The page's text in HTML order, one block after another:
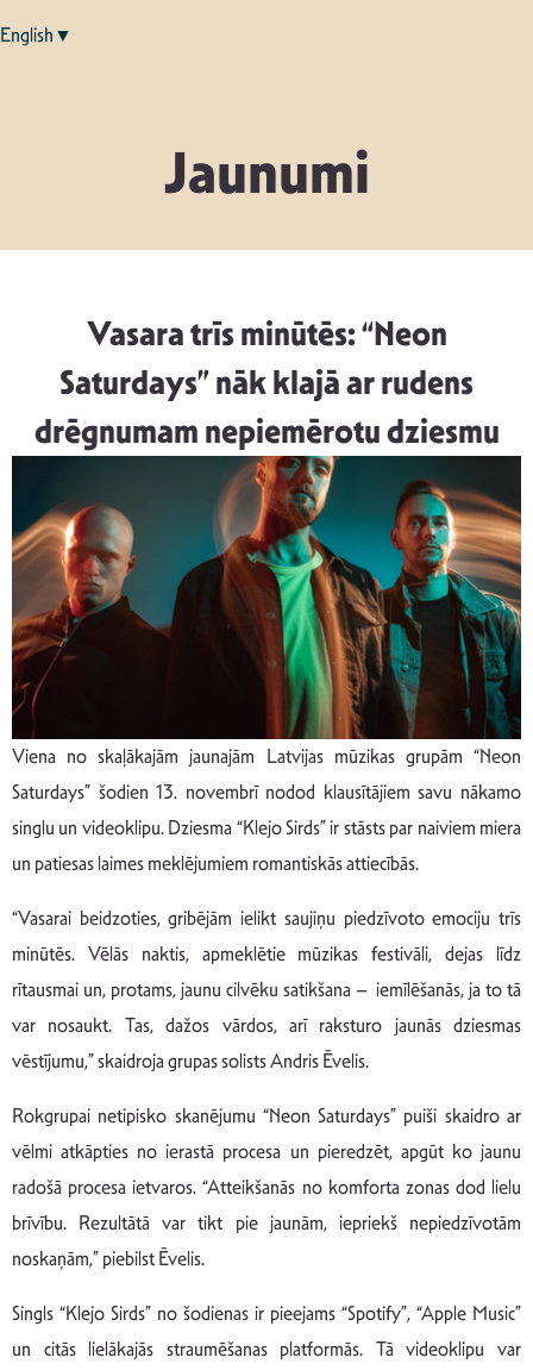
English▼
Jaunumi
Vasara trīs minūtēs: “Neon
Saturdays” nāk klajā ar rudens
drēgnumam nepiemērotu dziesmu
Viena no skaļākajām jaunajām Latvijas mūzikas grupām “Neon
Saturdays” šodien 13. novembrī nodod klausītājiem savu nākamo
singlu un videoklipu. Dziesma “Klejo Sirds” ir stāsts par naiviem miera
un patiesas laimes meklējumiem romantiskās attiecībās.
“Vasarai beidzoties, gribējām ielikt saujiņu piedzīvoto emociju trīs
minūtēs. Vēlās naktis, apmeklētie mūzikas festivāli, dejas līdz
rītausmai un, protams, jaunu cilvēku satikšana – iemīlēšanās, ja to tā
var nosaukt. Tas, dažos vārdos, arī raksturo jaunās dziesmas
vēstījumu,” skaidroja grupas solists Andris Ēvelis.
Rokgrupai netipisko skanējumu “Neon Saturdays” puiši skaidro ar
vēlmi atkāpties no ierastā procesa un pieredzēt, apgūt ko jaunu
radošā procesa ietvaros. “Atteikšanās no komforta zonas dod lielu
brīvību. Rezultātā var tikt pie jaunām, iepriekš nepiedzīvotām
noskaņām,” piebilst Ēvelis.
Singls “Klejo Sirds” no šodienas ir pieejams “Spotify”, “Apple Music”
un citās lielākajās straumēšanas platformās. Tā videoklipu var